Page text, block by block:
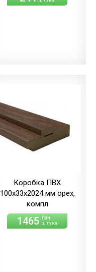
Коробка ПВХ
100х33х2024 мм орех,
компл
1465 грн
штука